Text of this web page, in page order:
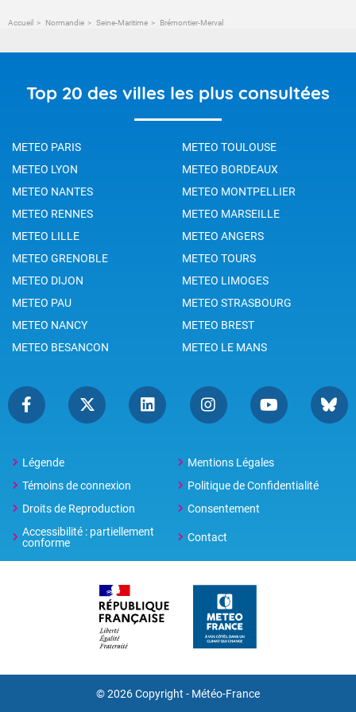
Accueil Normandie Seine-Maritime Brémontier-Merval
Top 20 des villes les plus consultées
METEO PARIS
METEO TOULOUSE
METEO LYON
METEO BORDEAUX
METEO NANTES
METEO MONTPELLIER
METEO RENNES
METEO MARSEILLE
METEO LILLE
METEO ANGERS
METEO GRENOBLE
METEO TOURS
METEO DIJON
METEO LIMOGES
METEO PAU
METEO STRASBOURG
METEO NANCY
METEO BREST
METEO BESANCON
METEO LE MANS
Légende
Mentions Légales
Témoins de connexion
Politique de Confidentialité
Droits de Reproduction
Consentement
Accessibilité : partiellement
conforme
Contact
© 2026 Copyright - Météo-France